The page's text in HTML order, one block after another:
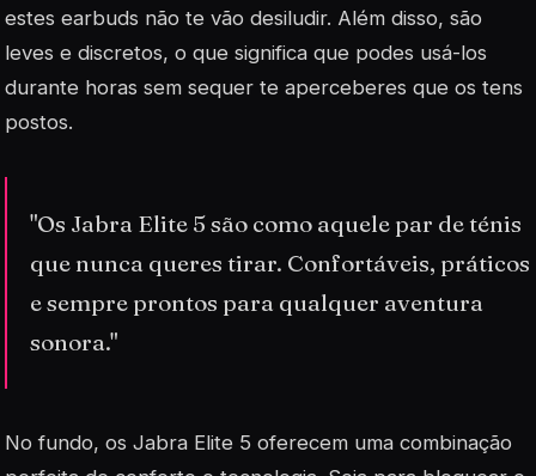
estes earbuds não te vão desiludir. Além disso, são
leves e discretos, o que significa que podes usá-los
durante horas sem sequer te aperceberes que os tens
postos.
"Os Jabra Elite 5 são como aquele par de ténis
que nunca queres tirar. Confortáveis, práticos
e sempre prontos para qualquer aventura
sonora."
No fundo, os Jabra Elite 5 oferecem uma combinação